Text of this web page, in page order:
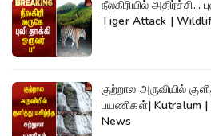
நீலகிரியில் அதிர்ச்சி...
Tiger Attack |
குற்றால அருவியில்
பயணிகள்| Kutralum |
News